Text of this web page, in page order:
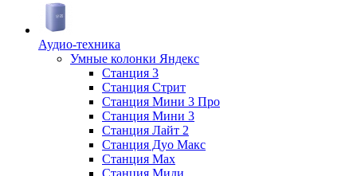
Аудио-техника
Умные колонки Яндекс
Станция 3
Станция Стрит
Станция Мини 3 Про
Станция Мини 3
Станция Лайт 2
Станция Дуо Макс
Станция Max
Станция Миди